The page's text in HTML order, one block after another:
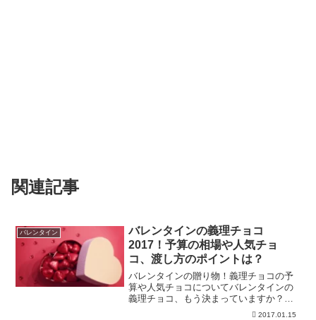
関連記事
バレンタイン
バレンタインの義理チョコ
2017！予算の相場や人気チョ
コ、渡し方のポイントは？
バレンタインの贈り物！義理チョコの予
算や人気チョコについてバレンタインの
義理チョコ、もう決まっていますか？簡
単そうで、意外と困るのが義理チョコ。
2017.01.15